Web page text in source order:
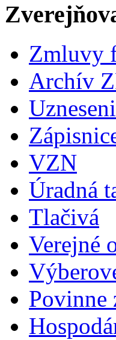
Zmluvy
Archív
VZN
Úradná
Tlačivá
Verejné
Povinne